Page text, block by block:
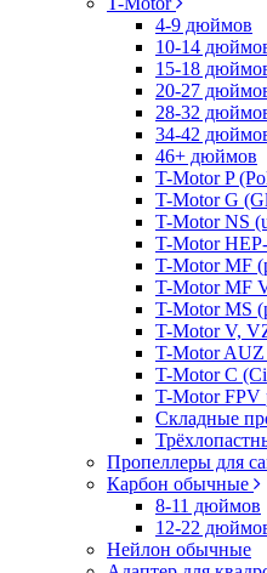
4-9 дюймов
10-14
15-18
20-27
28-32
34-42
46+ дюймов
T-Motor P
T-Motor G
T-Motor NS
T-Motor
T-Motor MF
T-Motor MF
T-Motor MS
T-Motor V,
T-Motor
T-Motor C
T-Motor FPV
Складные
Пропеллеры для
Карбон обычные
8-11 дюймов
12-22
Нейлон обычные